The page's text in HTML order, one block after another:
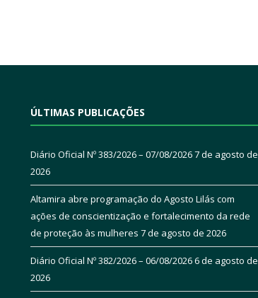
ÚLTIMAS PUBLICAÇÕES
Diário Oficial Nº 383/2026 – 07/08/20267 de agosto de
2026
Altamira abre programação do Agosto Lilás com
ações de conscientização e fortalecimento da rede
de proteção às mulheres 7 de agosto de 2026
Diário Oficial Nº 382/2026 – 06/08/20266 de agosto de
2026